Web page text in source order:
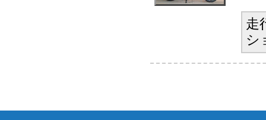
走
シ